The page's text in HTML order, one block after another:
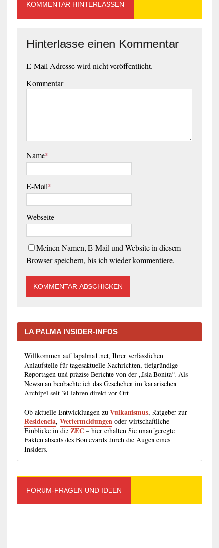
KOMMENTAR HINTERLASSEN
Hinterlasse einen Kommentar
E-Mail Adresse wird nicht veröffentlicht.
Kommentar
Name*
E-Mail*
Webseite
Meinen Namen, E-Mail und Website in diesem
Browser speichern, bis ich wieder kommentiere.
LA PALMA INSIDER-INFOS
Willkommen auf lapalma1.net, Ihrer verlässlichen
Anlaufstelle für tagesaktuelle Nachrichten, tiefgründige
Reportagen und präzise Berichte von der „Isla Bonita“. Als
Newsman beobachte ich das Geschehen im kanarischen
Archipel seit 30 Jahren direkt vor Ort.
Ob aktuelle Entwicklungen zu Vulkanismus, Ratgeber zur
Residencia, Wettermeldungenoder wirtschaftliche
Einblicke in die ZEC– hier erhalten Sie unaufgeregte
Fakten abseits des Boulevards durch die Augen eines
Insiders.
FORUM-FRAGEN UND IDEEN